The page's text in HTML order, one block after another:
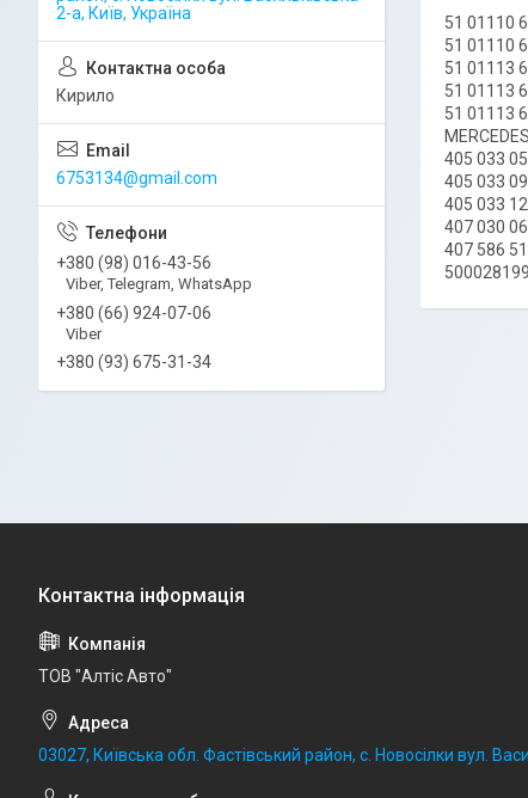
51 01110
51 01110
51 01113
51 01113
51 01113
405 033
405 033
405 033
407 030
407 586
2-а, Київ, Україна
Кирило
6753134@gmail.com
+380 (98) 016-43-56
Viber, Telegram, WhatsApp
+380 (66) 924-07-06
Viber
+380 (93) 675-31-34
ТОВ "Алтіс Авто"
03027, Київська обл. Фастівський район, с. Новосілки вул.